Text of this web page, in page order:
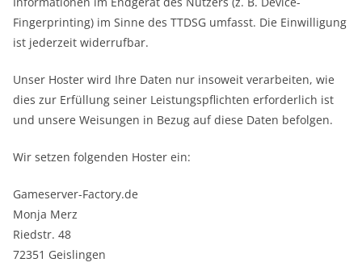
Fingerprinting) im Sinne des TTDSG umfasst. Die Einwilligung
ist jederzeit widerrufbar.
Unser Hoster wird Ihre Daten nur insoweit verarbeiten, wie
dies zur Erfüllung seiner Leistungspflichten erforderlich ist
und unsere Weisungen in Bezug auf diese Daten befolgen.
Wir setzen folgenden Hoster ein:
Gameserver-Factory.de
Monja Merz
Riedstr. 48
72351 Geislingen